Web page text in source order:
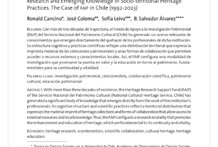
Fortunato
Peralta
al
Museo
Arqueológico
de
La
Serena